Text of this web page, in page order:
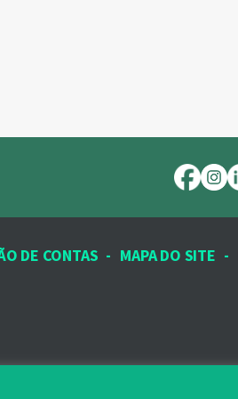
DE CONTAS - MAPA DO SITE -